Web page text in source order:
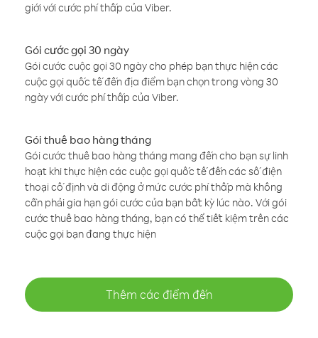
giới với cước phí thấp của Viber.
Gói cước gọi 30 ngày
Gói cước cuộc gọi 30 ngày cho phép bạn thực hiện các
cuộc gọi quốc tế đến địa điểm bạn chọn trong vòng 30
ngày với cước phí thấp của Viber.
Gói thuê bao hàng tháng
Gói cước thuê bao hàng tháng mang đến cho bạn sự linh
hoạt khi thực hiện các cuộc gọi quốc tế đến các số điện
thoại cố định và di động ở mức cước phí thấp mà không
cần phải gia hạn gói cước của bạn bất kỳ lúc nào. Với gói
cước thuê bao hàng tháng, bạn có thể tiết kiệm trên các
cuộc gọi bạn đang thực hiện
Thêm các điểm đến